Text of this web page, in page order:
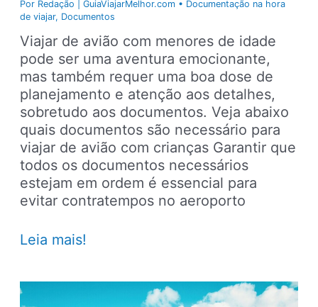
Por Redação | GuiaViajarMelhor.com • Documentação na hora
de viajar, Documentos
Viajar de avião com menores de idade
pode ser uma aventura emocionante,
mas também requer uma boa dose de
planejamento e atenção aos detalhes,
sobretudo aos documentos. Veja abaixo
quais documentos são necessário para
viajar de avião com crianças Garantir que
todos os documentos necessários
estejam em ordem é essencial para
evitar contratempos no aeroporto
Documentos
de
Leia mais!